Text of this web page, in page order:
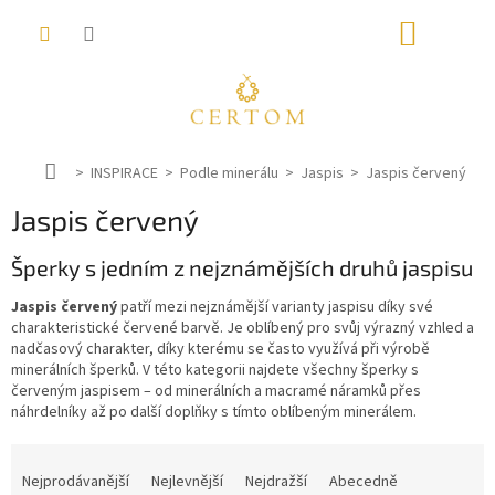
D
m
INSPIRACE Podle minerálu Jaspis Jaspis červený
Jaspis červený
Šperky s jedním z nejznámějších druhů jaspisu
Jaspis červenýpatří mezi nejznámější varianty jaspisu díky své
charakteristické červené barvě. Je oblíbený pro svůj výrazný vzhled a
nadčasový charakter, díky kterému se často využívá při výrobě
minerálních šperků. V této kategorii najdete všechny šperky s
červeným jaspisem – od minerálních a macramé náramků přes
náhrdelníky až po další doplňky s tímto oblíbeným minerálem.
Nejprodávanější Nejlevnější Nejdražší Abecedně